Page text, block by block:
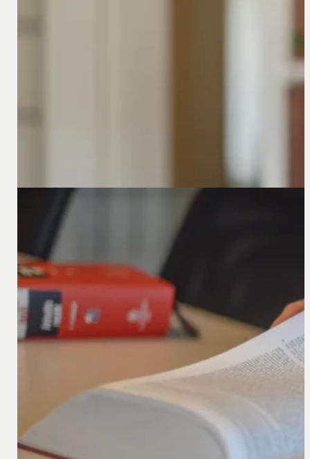
18 februari 2026
Societas Europaea Unificata (S.EU): De Europese
De Europese Unie streeft voortdurend naar
aangekondigd, een mogelijke nieuwe rechtsvorm voor